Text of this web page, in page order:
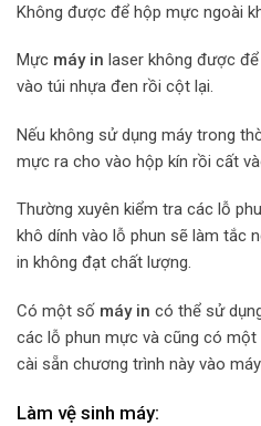
Không được để hộp mực ngoài
Mực máy in laser không được
vào túi nhựa đen rồi cột lại.
Nếu không sử dụng máy trong
mực ra cho vào hộp kín rồi cất
Thường xuyên kiểm tra các lỗ
khô dính vào lỗ phun sẽ làm tắc
in không đạt chất lượng.
Có một số máy in có thể sử
các lỗ phun mực và cũng có
cài sẵn chương trình này vào
Làm vệ sinh máy: